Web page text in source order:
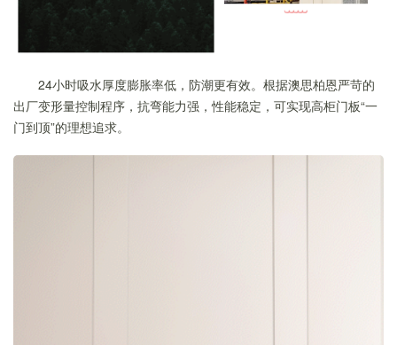
24小时吸水厚度膨胀率低，防潮更有效。根据澳思柏恩严苛的
出厂变形量控制程序，抗弯能力强，性能稳定，可实现高柜门板“一
门到顶”的理想追求。